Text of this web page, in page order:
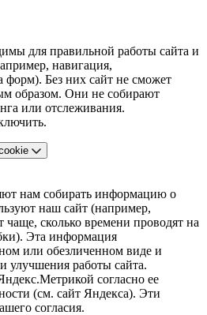
для правильной работы сайта и
навигация,
форм). Без них сайт не сможет
образом. Они не собирают
или отслеживания.
нам собирать информацию о
наш сайт (например,
сколько времени проводят на
Эта информация
или обезличенном виде и
улучшения работы сайта.
согласно ее
(см. сайт Яндекса). Эти
согласия.